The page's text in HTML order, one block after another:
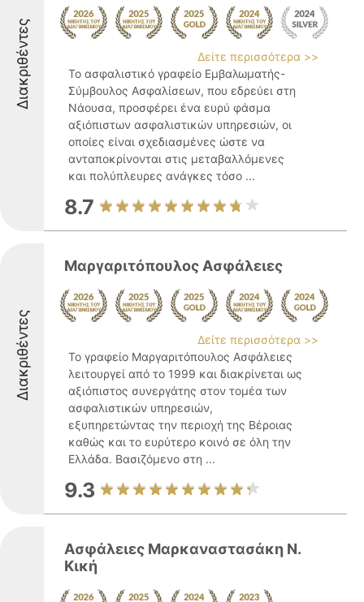
Διακριθέντες
Δείτε περισσότερα >>
Το ασφαλιστικό γραφείο Εμβαλωματής-
Σύμβουλος Ασφαλίσεων, που εδρεύει στη
Νάουσα, προσφέρει ένα ευρύ φάσμα
αξιόπιστων ασφαλιστικών υπηρεσιών, οι
οποίες είναι σχεδιασμένες ώστε να
ανταποκρίνονται στις μεταβαλλόμενες
και πολύπλευρες ανάγκες τόσο ...
8.7
Διακριθέντες
Μαργαριτόπουλος Ασφάλειες
Δείτε περισσότερα >>
Το γραφείο Μαργαριτόπουλος Ασφάλειες
λειτουργεί από το 1999 και διακρίνεται ως
αξιόπιστος συνεργάτης στον τομέα των
ασφαλιστικών υπηρεσιών,
εξυπηρετώντας την περιοχή της Βέροιας
καθώς και το ευρύτερο κοινό σε όλη την
Ελλάδα. Βασιζόμενο στη ...
9.3
Ασφάλειες Μαρκαναστασάκη Ν.
Κική